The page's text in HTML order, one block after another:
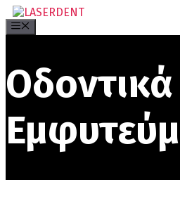
Μετάβαση
σε
περιεχόμενο
Οδοντικά